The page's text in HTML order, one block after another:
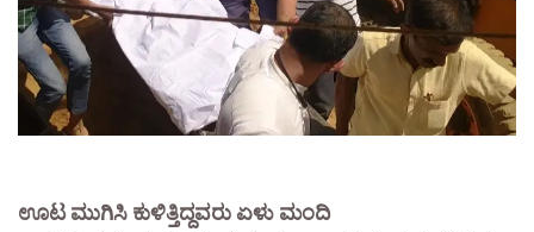
ಊಟ ಮುಗಿಸಿ ಕುಳಿತ್ತಿದ್ದವರು ಏಳು ಮಂದಿ